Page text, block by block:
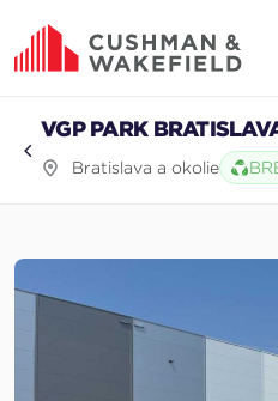
hlavný
obsah
VGP PARK
Bratislava a okolie